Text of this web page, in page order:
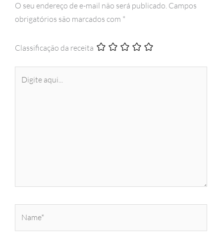
O seu endereço de e-mail não será publicado. Campos
obrigatórios são marcados com *
Classificação da receita
aqui...